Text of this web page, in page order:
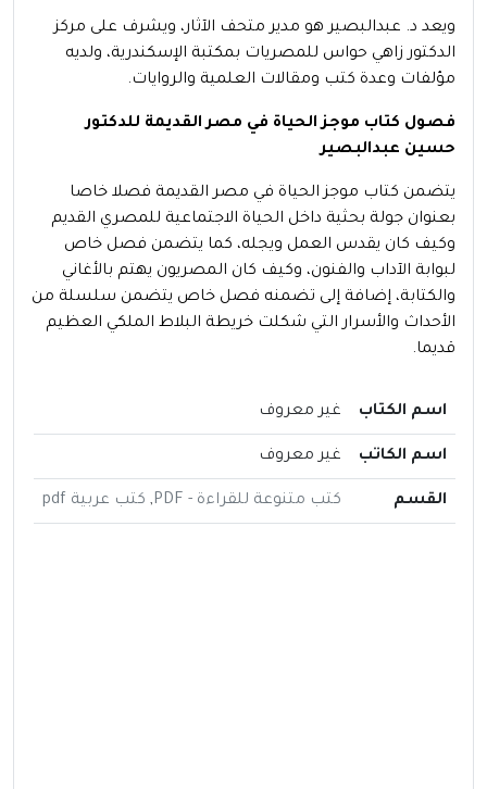
ويعد د. عبدالبصير هو مدير متحف الآثار، ويشرف على مركز
الدكتور زاهي حواس للمصريات بمكتبة الإسكندرية، ولديه
مؤلفات وعدة كتب ومقالات العلمية والروايات.
فصول كتاب موجز الحياة في مصر القديمة للدكتور
حسين عبدالبصير
يتضمن كتاب موجز الحياة في مصر القديمة فصلا خاصا
بعنوان جولة بحثية داخل الحياة الاجتماعية للمصري القديم
وكيف كان يقدس العمل ويجله، كما يتضمن فصل خاص
لبوابة الآداب والفنون، وكيف كان المصريون يهتم بالأغاني
والكتابة، إضافة إلى تضمنه فصل خاص يتضمن سلسلة من
الأحداث والأسرار التي شكلت خريطة البلاط الملكي العظيم
قديما.
اسم الكتاب غير معروف
اسم الكاتب غير معروف
القسم كتب متنوعة للقراءة - PDF , كتب عربية pdf